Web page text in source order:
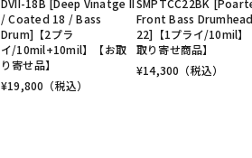
/ Coated 18 / Bass
Drum]【2プラ
イ/10mil+10mil】【お取
り寄せ品】
¥19,800 （税込）
Front Bass
22]【1プライ/10mil】
取り寄せ商品】
¥14,300 （税込）